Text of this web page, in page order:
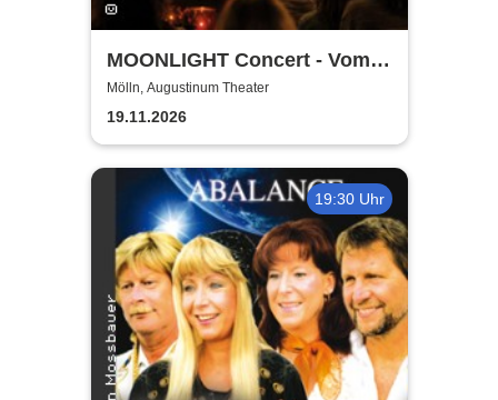
MOONLIGHT Concert - Vom
Rhythmus des Lebens -
Rhythm, Songs, Lyrics &
Classic
Mölln, Augustinum Theater
19.11.2026
19:30 Uhr